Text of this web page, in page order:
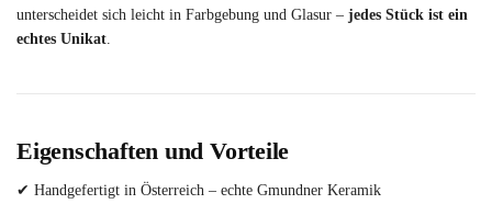
unterscheidet sich leicht in Farbgebung und Glasur – jedes Stück ist ein
echtes Unikat
Eigenschaften und Vorteile
✔ Handgefertigt in Österreich – echte Gmundner Keramik